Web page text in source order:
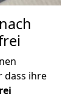
dass ihre